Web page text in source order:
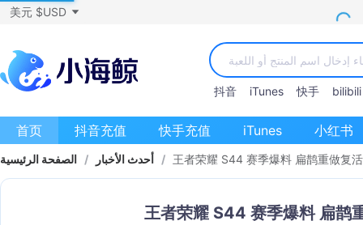
美元 $USD
抖音 iTunes 快手 bilibili
首页 抖音充值 快手充值 iTunes 小红书
الصفحة الرئيسية / أحدث الأخبار / 王者荣耀 S44 赛季爆料 扁鹊重做复
王者荣耀 S44 赛季爆料 扁鹊